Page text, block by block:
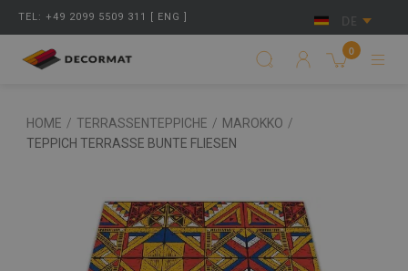
TEL: +49 2099 5509 311 [ ENG ] DE
0
HOME / TERRASSENTEPPICHE / MAROKKO /
TEPPICH TERRASSE BUNTE FLIESEN